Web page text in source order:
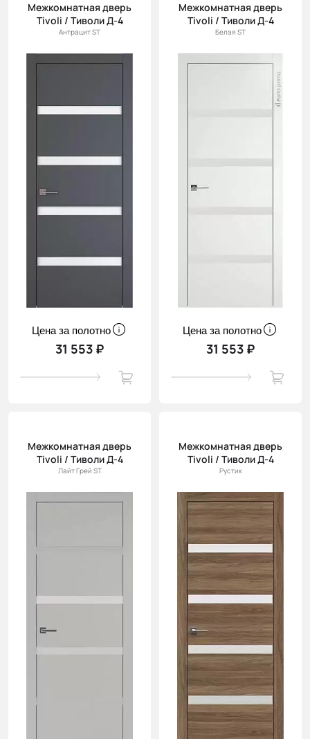
Межкомнатная дверь
Tivoli / Тиволи Д-4
Антрацит ST
Цена за полотно
31 553 ₽
Межкомнатная дверь
Tivoli / Тиволи Д-4
Белая ST
Цена за полотно
31 553 ₽
Межкомнатная дверь
Tivoli / Тиволи Д-4
Лайт Грей ST
Межкомнатная дверь
Tivoli / Тиволи Д-4
Рустик